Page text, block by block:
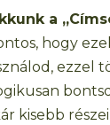
a
hogy
ezzel
kisebb